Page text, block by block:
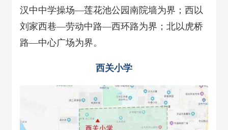
汉中中学操场—莲花池公园南院墙为界；西以
刘家西巷—劳动中路—西环路为界；北以虎桥
路—中心广场为界。
西关小学